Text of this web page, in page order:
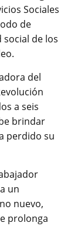
Sociales
de
de los
del
a seis
brindar
perdido su
un
nuevo,
prolonga